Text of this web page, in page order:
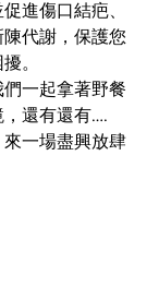
進傷口結疤、
代謝，保護您
。
一起拿著野餐
還有還有….
來一場盡興放肆